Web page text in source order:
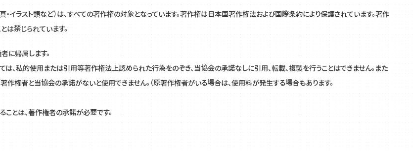
・イラスト類など）は、すべての著作権の対象となっています。著作権は日本国著作権法および国際条約により保護されています。著作
は禁じられています。
に帰属します。
、私的使用または引用等著作権法上認められた行為をのぞき、当協会の承諾なしに引用、転載、複製を行うことはできません。また
権者と当協会の承諾がないと使用できません。（原著作権者がいる場合は、使用料が発生する場合もあります。
ことは、著作権者の承諾が必要です。